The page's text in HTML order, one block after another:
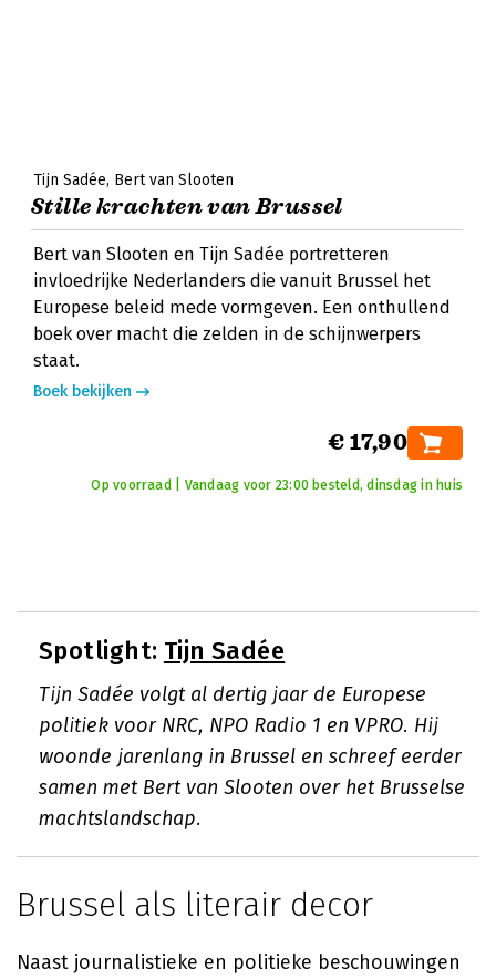
Tijn Sadée Bert van Slooten
Stille krachten van Brussel
Bert van Slooten en Tijn Sadée portretteren
invloedrijke Nederlanders die vanuit Brussel het
Europese beleid mede vormgeven. Een onthullend
boek over macht die zelden in de schijnwerpers
staat.
Boek bekijken
€ 17,90
Op voorraad | Vandaag voor 23:00 besteld, dinsdag in huis
Spotlight: Tijn Sadée
Tijn Sadée volgt al dertig jaar de Europese
politiek voor NRC, NPO Radio 1 en VPRO. Hij
woonde jarenlang in Brussel en schreef eerder
samen met Bert van Slooten over het Brusselse
machtslandschap.
Brussel als literair decor
Naast journalistieke en politieke beschouwingen